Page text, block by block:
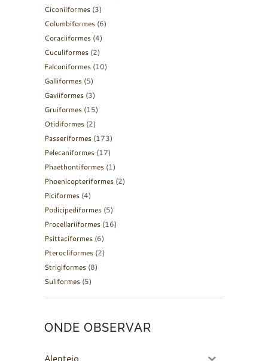
Ciconiiformes (3)
Columbiformes (6)
Coraciiformes (4)
Cuculiformes (2)
Falconiformes (10)
Galliformes (5)
Gaviiformes (3)
Gruiformes (15)
Otidiformes (2)
Passeriformes (173)
Pelecaniformes (17)
Phaethontiformes (1)
Phoenicopteriformes (2)
Piciformes (4)
Podicipediformes (5)
Procellariiformes (16)
Psittaciformes (6)
Pterocliformes (2)
Strigiformes (8)
Suliformes (5)
ONDE OBSERVAR
Alentejo